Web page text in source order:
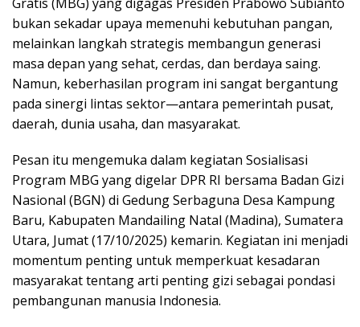
e
b
o
o
k
t
e
r
k
e
d
I
n
e
t
A
p
p
bukan sekadar upaya memenuhi kebutuhan pangan,
melainkan langkah strategis membangun generasi
masa depan yang sehat, cerdas, dan berdaya saing.
Namun, keberhasilan program ini sangat bergantung
pada sinergi lintas sektor—antara pemerintah pusat,
daerah, dunia usaha, dan masyarakat.
Pesan itu mengemuka dalam kegiatan Sosialisasi
Program MBG yang digelar DPR RI bersama Badan Gizi
Nasional (BGN) di Gedung Serbaguna Desa Kampung
Baru, Kabupaten Mandailing Natal (Madina), Sumatera
Utara, Jumat (17/10/2025) kemarin. Kegiatan ini menjadi
momentum penting untuk memperkuat kesadaran
masyarakat tentang arti penting gizi sebagai pondasi
pembangunan manusia Indonesia.